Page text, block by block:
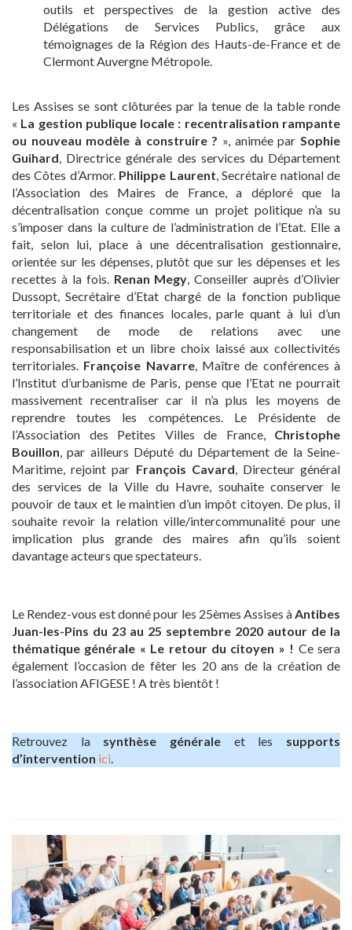
outils et perspectives de la gestion active des
Délégations de Services Publics, grâce aux
témoignages de la Région des Hauts-de-France et de
Clermont Auvergne Métropole.
Les Assises se sont clôturées par la tenue de la table ronde
« La gestion publique locale : recentralisation rampante
ou nouveau modèle à construire ? », animée par Sophie
Guihard , Directrice générale des services du Département
des Côtes d’Armor. Philippe Laurent , Secrétaire national de
l’Association des Maires de France, a déploré que la
décentralisation conçue comme un projet politique n’a su
s’imposer dans la culture de l’administration de l’Etat. Elle a
fait, selon lui, place à une décentralisation gestionnaire,
orientée sur les dépenses, plutôt que sur les dépenses et les
recettes à la fois. Renan Megy , Conseiller auprès d’Olivier
Dussopt, Secrétaire d’Etat chargé de la fonction publique
territoriale et des finances locales, parle quant à lui d’un
changement de mode de relations avec une
responsabilisation et un libre choix laissé aux collectivités
territoriales. Françoise Navarre, Maître de conférences à
l’Institut d’urbanisme de Paris, pense que l’Etat ne pourrait
massivement recentraliser car il n’a plus les moyens de
reprendre toutes les compétences. Le Présidente de
l’Association des Petites Villes de France, Christophe
Bouillon , par ailleurs Député du Département de la Seine-
Maritime, rejoint par François Cavard , Directeur général
des services de la Ville du Havre, souhaite conserver le
pouvoir de taux et le maintien d’un impôt citoyen. De plus, il
souhaite revoir la relation ville/intercommunalité pour une
implication plus grande des maires afin qu’ils soient
davantage acteurs que spectateurs.
Le Rendez-vous est donné pour les 25èmes Assises à Antibes
Juan-les-Pins du 23 au 25 septembre 2020 autour de la
thématique générale « Le retour du citoyen » ! Ce sera
également l’occasion de fêter les 20 ans de la création de
l’association AFIGESE ! A très bientôt !
Retrouvez la synthèse générale et les supports
d’intervention ici